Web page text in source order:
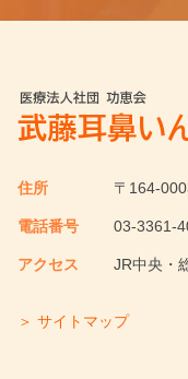
住所 〒164-
電話番号 03-3361-
アクセス JR中央・
＞ サイトマップ